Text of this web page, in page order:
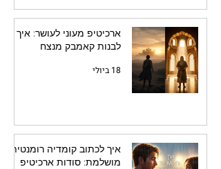
ארכיטיפ מעוני לעושר: איך
לבנות קאמבק מנצח
18 ביולי
איך לכתוב קומדיה רומנטית
מושלמת: סודות ארכיטיפ